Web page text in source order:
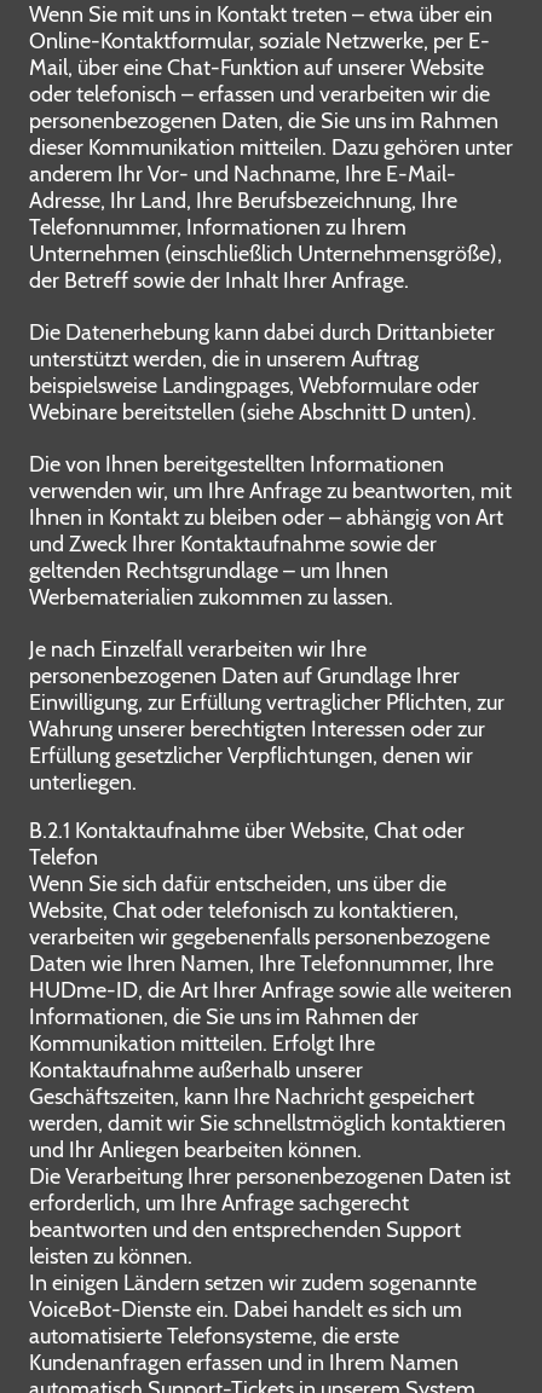
Wenn Sie mit uns in Kontakt treten – etwa über ein
Online-Kontaktformular, soziale Netzwerke, per E-
Mail, über eine Chat-Funktion auf unserer Website
oder telefonisch – erfassen und verarbeiten wir die
personenbezogenen Daten, die Sie uns im Rahmen
dieser Kommunikation mitteilen. Dazu gehören unter
anderem Ihr Vor- und Nachname, Ihre E-Mail-
Adresse, Ihr Land, Ihre Berufsbezeichnung, Ihre
Telefonnummer, Informationen zu Ihrem
Unternehmen (einschließlich Unternehmensgröße),
der Betreff sowie der Inhalt Ihrer Anfrage.
Die Datenerhebung kann dabei durch Drittanbieter
unterstützt werden, die in unserem Auftrag
beispielsweise Landingpages, Webformulare oder
Webinare bereitstellen (siehe Abschnitt D unten).
Die von Ihnen bereitgestellten Informationen
verwenden wir, um Ihre Anfrage zu beantworten, mit
Ihnen in Kontakt zu bleiben oder – abhängig von Art
und Zweck Ihrer Kontaktaufnahme sowie der
geltenden Rechtsgrundlage – um Ihnen
Werbematerialien zukommen zu lassen.
Je nach Einzelfall verarbeiten wir Ihre
personenbezogenen Daten auf Grundlage Ihrer
Einwilligung, zur Erfüllung vertraglicher Pflichten, zur
Wahrung unserer berechtigten Interessen oder zur
Erfüllung gesetzlicher Verpflichtungen, denen wir
unterliegen.
B.2.1 Kontaktaufnahme über Website, Chat oder
Telefon
Wenn Sie sich dafür entscheiden, uns über die
Website, Chat oder telefonisch zu kontaktieren,
verarbeiten wir gegebenenfalls personenbezogene
Daten wie Ihren Namen, Ihre Telefonnummer, Ihre
HUDme-ID, die Art Ihrer Anfrage sowie alle weiteren
Informationen, die Sie uns im Rahmen der
Kommunikation mitteilen. Erfolgt Ihre
Kontaktaufnahme außerhalb unserer
Geschäftszeiten, kann Ihre Nachricht gespeichert
werden, damit wir Sie schnellstmöglich kontaktieren
und Ihr Anliegen bearbeiten können.
Die Verarbeitung Ihrer personenbezogenen Daten ist
erforderlich, um Ihre Anfrage sachgerecht
beantworten und den entsprechenden Support
leisten zu können.
In einigen Ländern setzen wir zudem sogenannte
VoiceBot-Dienste ein. Dabei handelt es sich um
automatisierte Telefonsysteme, die erste
Kundenanfragen erfassen und in Ihrem Namen